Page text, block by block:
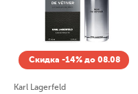
Скидка -14% до 08.08
Karl Lagerfeld